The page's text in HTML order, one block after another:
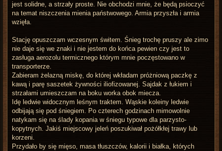
jest solidne, a strzały proste. Nie obchodzi mnie, że będą psioczyć
na temat niszczenia mienia państwowego. Armia przyszła i armia
wzięła.
Stację opuszczam wczesnym świtem. Śnieg trochę pruszy ale zimo
nie daje się we znaki i nie jestem do końca pewien czy jest to
zasługa aerozolu termicznego którym mnie poczęstowano w
transporterze.
Zabieram żelazną miskę, do której wkładam próżniową paczkę z
kawą i parę saszetek żywności iliofizowanej. Sajdak z łukiem i
strzałami umieszczam na boku worka obok miecza.
Idę ledwie widocznym leśnym traktem. Wąskie koleiny ledwie
odbijają się pod śniegiem. Po czterech godzinach mimowolnie
natykam się na ślady kopania w śniegu typowe dla parzysto-
kopytnych. Jakiś miejscowy jeleń poszukiwał pożółkłej trawy lub
korzeni.
Przydało by się mięso, masa tłuszczów, kalorii i białka, których